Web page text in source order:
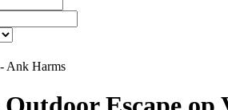
Ank Harms